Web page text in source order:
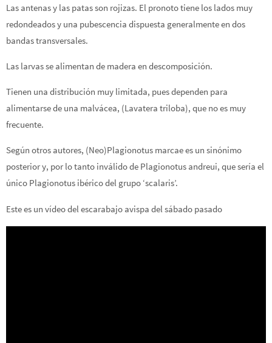
Las antenas y las patas son rojizas. El pronoto tiene los lados muy
redondeados y una pubescencia dispuesta generalmente en dos
bandas transversales.
Las larvas se alimentan de madera en descomposición.
Tienen una distribución muy limitada, pues dependen para
alimentarse de una malvácea, (Lavatera triloba), que no es muy
frecuente.
Según otros autores, (Neo)Plagionotus marcae es un sinónimo
posterior y, por lo tanto inválido de Plagionotus andreui, que sería el
único Plagionotus ibérico del grupo ‘scalaris’.
Este es un vídeo del escarabajo avispa del sábado pasado